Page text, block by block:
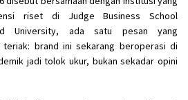
riset di Judge Business School
University, ada satu pesan yang
brand ini sekarang beroperasi di
jadi tolok ukur, bukan sekadar opini